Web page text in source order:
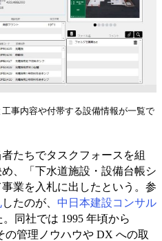
事内容や付帯する設備情報が一覧で
たちでタスクフォースを組
、「下水道施設・設備台帳シ
業を入札に出したという。参
したのが、 中日本建設コンサル
同社では 1995 年頃から
の管理ノウハウや DX への取